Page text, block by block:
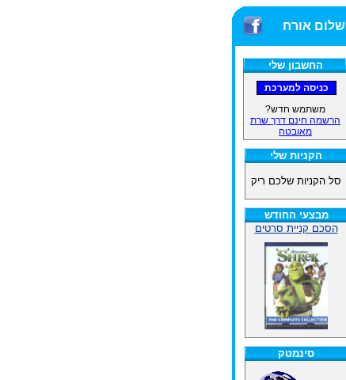
שלום אורח
החשבון שלי
משתמש חדש?
הרשמה חינם דרך שרת
מאובטח
הקניות שלי
סל הקניות שלכם ריק
מבצעי החודש
הסכם קניית סרטים
סינמטק